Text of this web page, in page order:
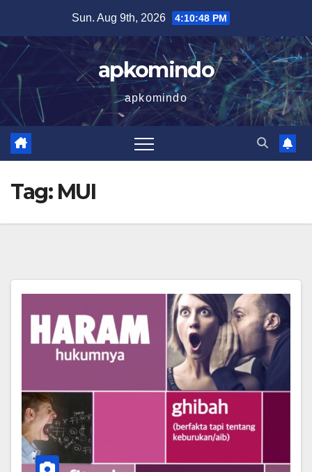
content
Sun. Aug 9th, 2026 4:10:49 PM
apkomindo
apkomindo
Tag: MUI